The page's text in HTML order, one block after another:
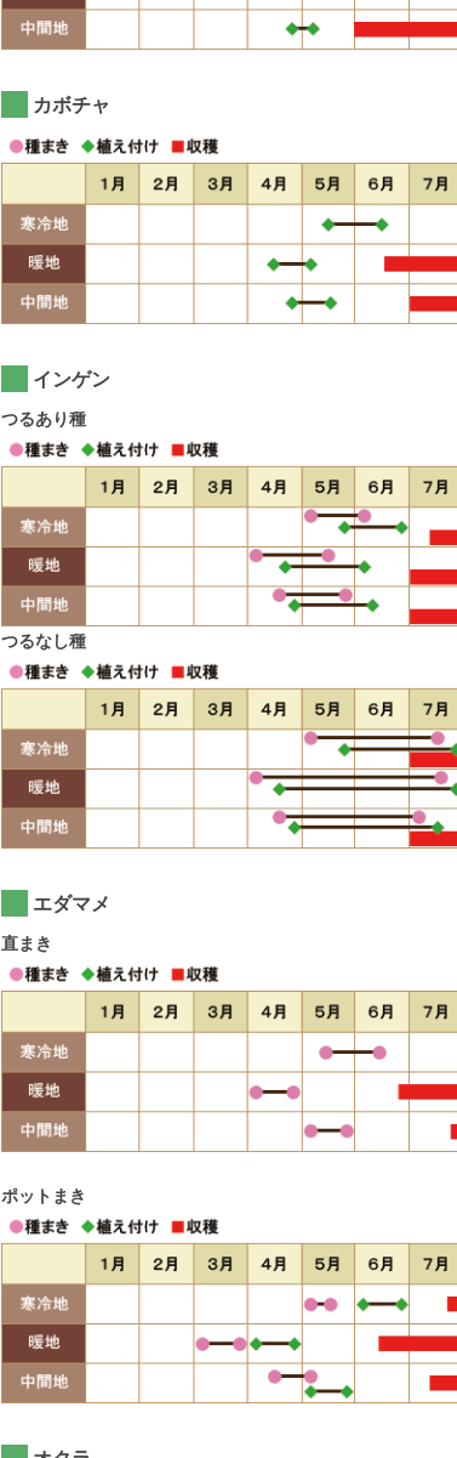
カボチャ
インゲン
つるあり種
つるなし種
エダマメ
直まき
ポットまき